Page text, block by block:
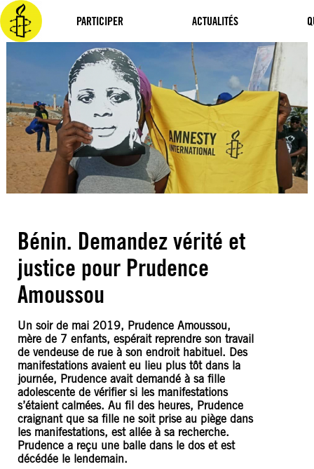
PARTICIPER ACTUALITÉS
Aller
au
contenu
Bénin. Demandez vérité et
justice pour Prudence
Amoussou
Un soir de mai 2019, Prudence Amoussou,
mère de 7 enfants, espérait reprendre son travail
de vendeuse de rue à son endroit habituel. Des
manifestations avaient eu lieu plus tôt dans la
journée, Prudence avait demandé à sa fille
adolescente de vérifier si les manifestations
s’étaient calmées. Au fil des heures, Prudence
craignant que sa fille ne soit prise au piège dans
les manifestations, est allée à sa recherche.
Prudence a reçu une balle dans le dos et est
décédée le lendemain.